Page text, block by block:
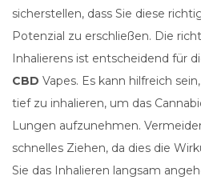
sicherstellen, dass Sie diese
Potenzial zu erschließen. Die
Inhalierens ist entscheidend für
CBD Vapes. Es kann hilfreich
tief zu inhalieren, um das
Lungen aufzunehmen.
schnelles Ziehen, da dies die
Sie das Inhalieren langsam